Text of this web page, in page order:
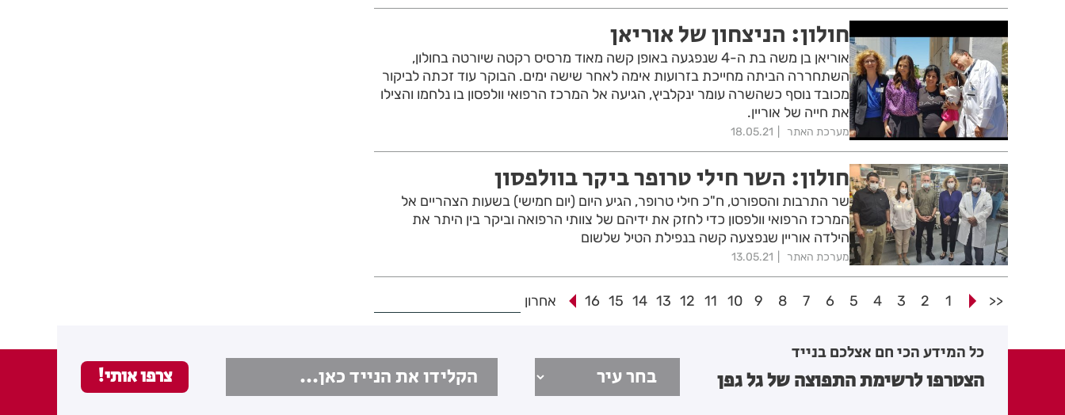
חולון: הניצחון של אוריאן
אוריאן בן משה בת ה-4 שנפגעה באופן קשה מאוד מרסיס רקטה שיורטה בחולון,
השתחררה הביתה מחייכת בזרועות אימה לאחר שישה ימים. הבוקר עוד זכתה לביקור
מכובד נוסף כשהשרה עומר ינקלביץ, הגיעה אל המרכז הרפואי וולפסון בו נלחמו והצילו
את חייה של אוריין.
מערכת האתר 18.05.21
חולון: השר חילי טרופר ביקר בוולפסון
שר התרבות והספורט, ח"כ חילי טרופר, הגיע היום (יום חמישי) בשעות הצהריים אל
המרכז הרפואי וולפסון כדי לחזק את ידיהם של צוותי הרפואה וביקר בין היתר את
הילדה אוריין שנפצעה קשה בנפילת הטיל שלשום
מערכת האתר 13.05.21
<<
1
2
3
4
5
6
7
8
9
10
11
12
13
14
15
16 אחרון
כל המידע הכי חם אצלכם בנייד
הצטרפו לרשימת התפוצה של גל גפן